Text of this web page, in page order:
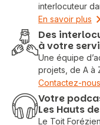
interlocuteur
En savoir plus
Des
à votre
Une équipe
projets, de A à
Contactez-nous
Votre
Les Hauts
Le Toit